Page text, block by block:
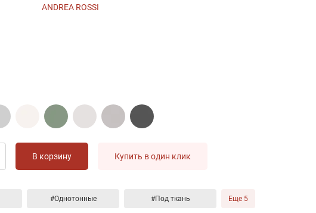
ANDREA ROSSI
В корзину Купить в один клик
#Однотонные #Под ткань Еще 5